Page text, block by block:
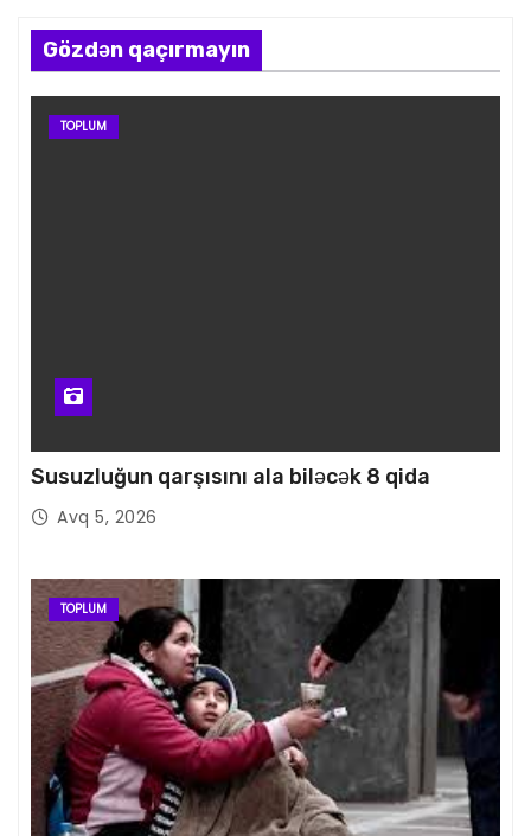
Gözdən qaçırmayın
TOPLUM
Susuzluğun qarşısını ala biləcək 8 qida
Avq 5, 2026
TOPLUM